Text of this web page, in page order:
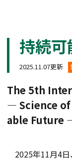
持続
2025.11.07更新
The 5th
― Science
able Future
2025年11月4日